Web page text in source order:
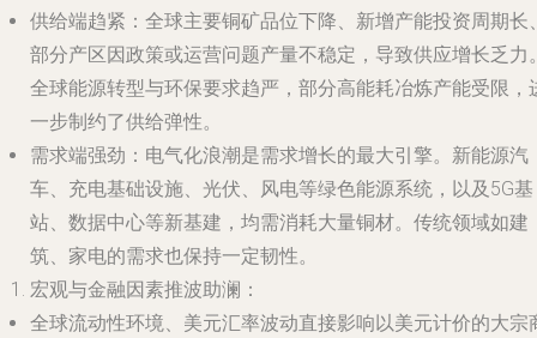
供给端趋紧 ：全球主要铜矿品位下降、新增产能投资周期长
部分产区因政策或运营问题产量不稳定，导致供应增长乏力
全球能源转型与环保要求趋严，部分高能耗冶炼产能受限，
一步制约了供给弹性。
需求端强劲 ：电气化浪潮是需求增长的最大引擎。新能源汽
车、充电基础设施、光伏、风电等绿色能源系统，以及5G基
站、数据中心等新基建，均需消耗大量铜材。传统领域如建
筑、家电的需求也保持一定韧性。
宏观与金融因素推波助澜 ：
全球流动性环境、美元汇率波动直接影响以美元计价的大宗